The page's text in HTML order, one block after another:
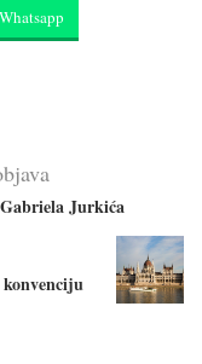
Whatsapp
Jurkića